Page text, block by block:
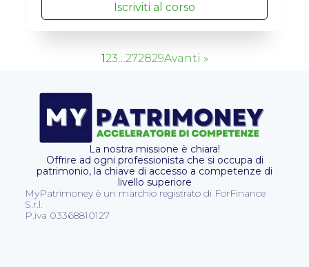
Iscriviti al corso
123…272829Avanti »
La nostra missione è chiara!
Offrire ad ogni professionista che si occupa di
patrimonio, la chiave di accesso a competenze di
livello superiore
MyPatrimoney è un marchio registrato di ForFinance
S.r.l.
P.iva 03368810127